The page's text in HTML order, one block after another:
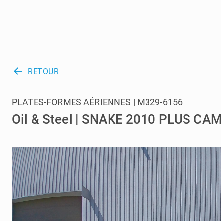
arrow_back RETOUR
Oil & Steel | SNAKE 2010 PLUS
PLATES-FORMES AÉRIENNES | M329-6156